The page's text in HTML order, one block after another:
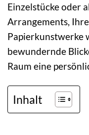
Einzelstücke oder
Arrangements,
Papierkunstwerke
bewundernde
Raum eine
Inhalt